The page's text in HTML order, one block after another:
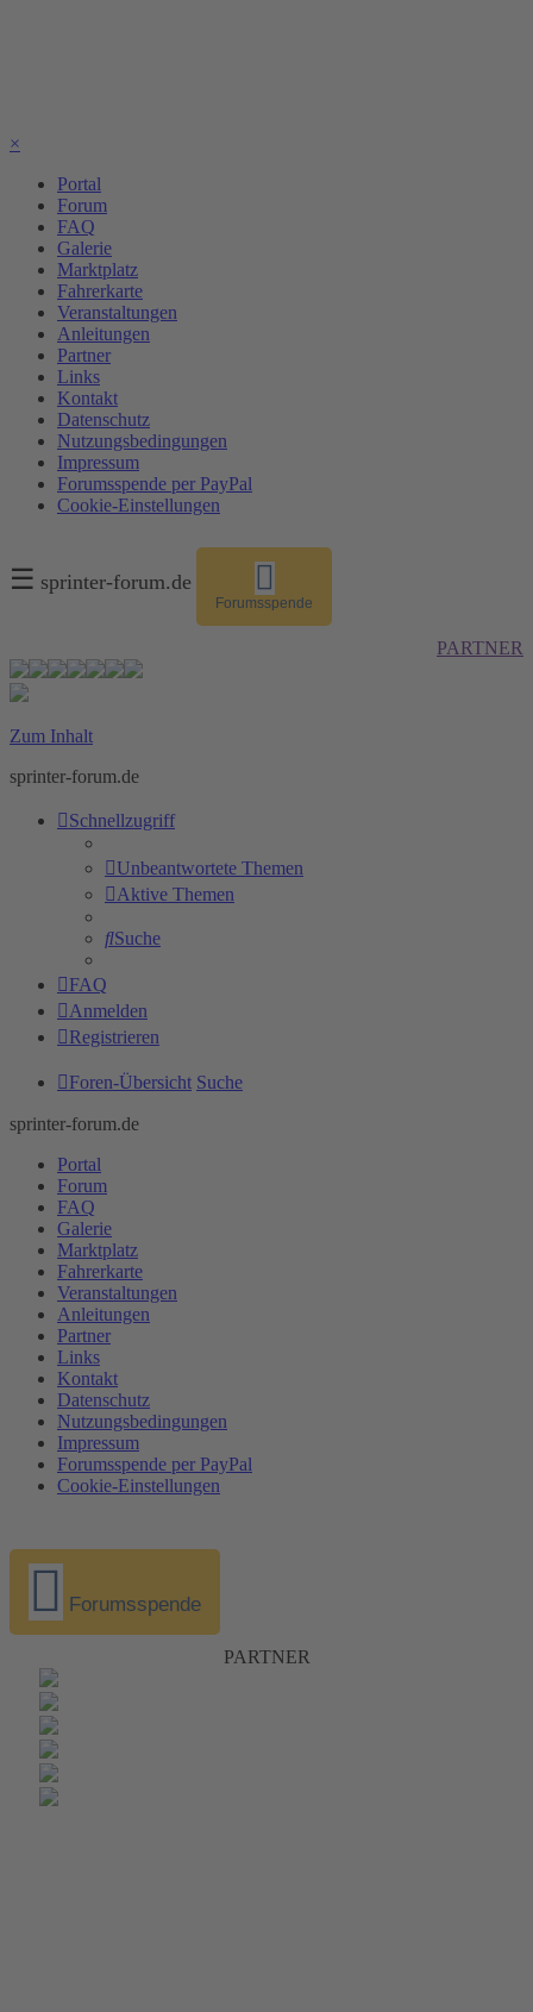
×
Portal
Forum
FAQ
Galerie
Marktplatz
Fahrerkarte
Veranstaltungen
Anleitungen
Partner
Links
Kontakt
Datenschutz
Nutzungsbedingungen
Impressum
Forumsspende per PayPal
Cookie-Einstellungen
☰ sprinter-forum.de
Forumsspende
PARTNER
Zum Inhalt
sprinter-forum.de
Schnellzugriff
Unbeantwortete Themen
Aktive Themen
Suche
FAQ
Anmelden
Registrieren
Foren-Übersicht Suche
sprinter-forum.de
Portal
Forum
FAQ
Galerie
Marktplatz
Fahrerkarte
Veranstaltungen
Anleitungen
Partner
Links
Kontakt
Datenschutz
Nutzungsbedingungen
Impressum
Forumsspende per PayPal
Cookie-Einstellungen
Forumsspende
PARTNER